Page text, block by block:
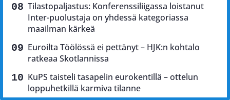
Tilastopaljastus: Konferenssiliigassa loistanut
Inter-puolustaja on yhdessä kategoriassa
maailman kärkeä
Euroilta Töölössä ei pettänyt – HJK:n kohtalo
ratkeaa Skotlannissa
KuPS taisteli tasapelin eurokentillä – ottelun
loppuhetkillä karmiva tilanne